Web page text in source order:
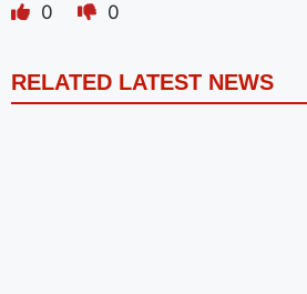
0 0
RELATED LATEST NEWS